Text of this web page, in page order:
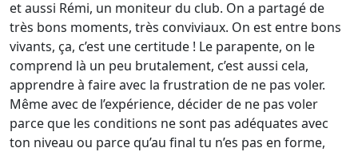
et aussi Rémi, un moniteur du club. On a partagé de
très bons moments, très conviviaux. On est entre bons
vivants, ça, c’est une certitude ! Le parapente, on le
comprend là un peu brutalement, c’est aussi cela,
apprendre à faire avec la frustration de ne pas voler.
Même avec de l’expérience, décider de ne pas voler
parce que les conditions ne sont pas adéquates avec
ton niveau ou parce qu’au final tu n’es pas en forme,